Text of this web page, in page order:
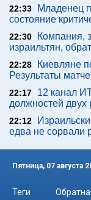
22:33
Младенец
состояние
22:30
Компания,
израильтян,
22:28
Киевляне
Результаты
22:17
12 канал
должностей двух
22:12
едва не сорвали
Пятница, 07 августа
Теги